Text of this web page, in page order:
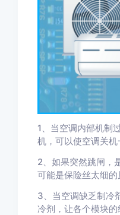
1、当空调内部机制
机，可以使空调关
2、如果突然跳闸，
可能是保险丝太细的
3、当空调缺乏制冷
冷剂，让各个模块的